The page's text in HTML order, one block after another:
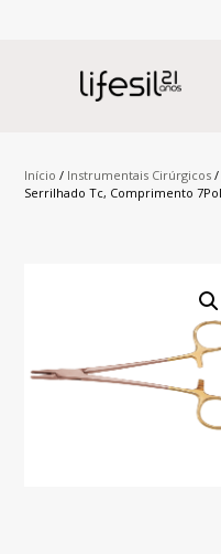
Início / Instrumentais Cirúrgicos /
Serrilhado Tc, Comprimento